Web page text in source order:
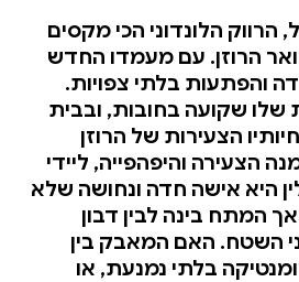
הרווק הלונדוני הכי מקסים
הרוזן. עם מעמדו החדש
והפתעות בלתי צפויות.
שקועה בחובות, ובבית
הצעירות של הרוזן
הצעירה והיפהפייה, ליידי
היא אישה חדה ונחושה שלא
המתח בינה לבין דבון
השטח. האם המאבק בין
בלתי נמנעת, או